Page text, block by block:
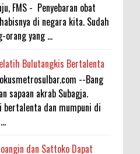
FMS - Penyebaran obat
di negara kita. Sudah
orang yang ...
Bulutangkis Bertalenta
--Bang
sapaan akrab Subagja.
bertalenta dan mumpuni di
dan Sattoko Dapat